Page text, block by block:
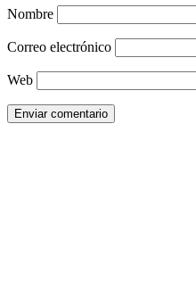
Nombre
Correo electrónico
Web